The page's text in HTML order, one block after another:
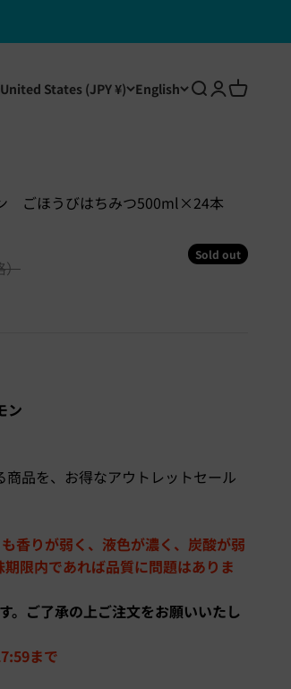
United States (JPY ¥) English Open search
OpenOpen
ン ごほうびはちみつ500ml×24本
）
Sold out
ン
品を、お得なアウトレットセール
香りが弱く、液色が濃く、炭酸が弱
限内であれば品質に問題はありま
。ご了承の上ご注文をお願いいたし
まで